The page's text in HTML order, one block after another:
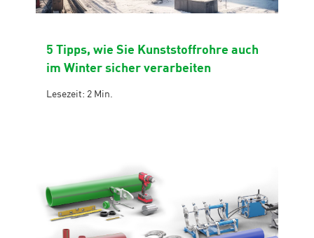
5 Tipps, wie Sie Kunststoffrohre auch
im Winter sicher verarbeiten
Lesezeit: 2 Min.